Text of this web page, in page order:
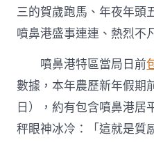
三的賀歲跑馬、年夜年頭
噴鼻港盛事連連、熱烈不
噴鼻港特區當局日前
數據，本年農歷新年假期
日），約有包含噴鼻港居
秤眼神冰冷：「這就是質